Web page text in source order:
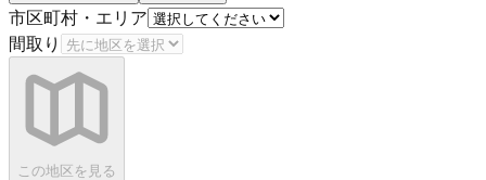
市区町村・エリア
間取り
この地区を見る